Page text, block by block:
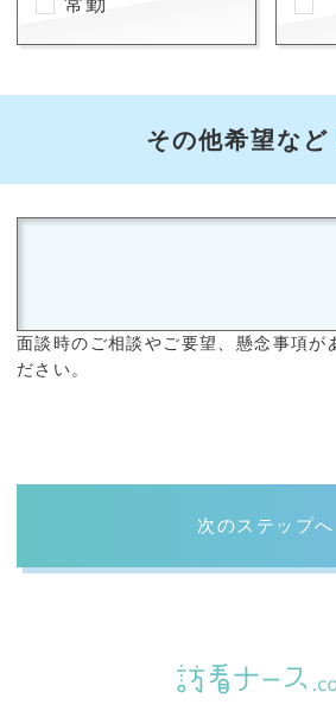
その他希望など
面談時のご相談やご要望、懸念事項が
ださい。
次のステップへ